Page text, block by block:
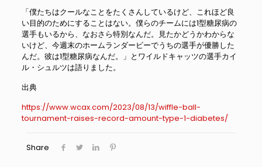
「僕たちはクールなことをたくさんしているけど、これほど良
い目的のためにすることはない。僕らのチームには1型糖尿病の
選手もいるから、なおさら特別なんだ。見たかどうかわからな
いけど、今週末のホームランダービーでうちの選手が優勝した
んだ。彼は1型糖尿病なんだ。」とワイルドキャッツの選手カイ
ル・シュルツは語りました。
出典
https://www.wcax.com/2023/08/13/wiffle-ball-
tournament-raises-record-amount-type-1-diabetes/
Share